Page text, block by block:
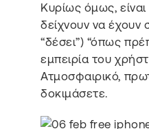
Κυρίως όμως,
δείχνουν να έχουν
“δέσει”) “όπως
εμπειρία του
Ατμοσφαιρικό,
δοκιμάσετε.